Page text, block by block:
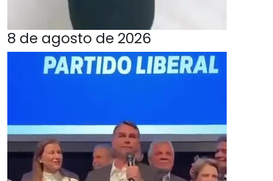
8 de agosto de 2026